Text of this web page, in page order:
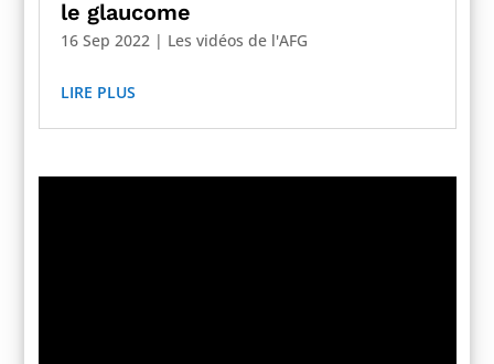
le glaucome
16 Sep 2022 | Les vidéos de l'AFG
LIRE PLUS